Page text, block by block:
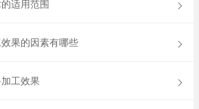
适用范围
果的因素有哪些
工效果